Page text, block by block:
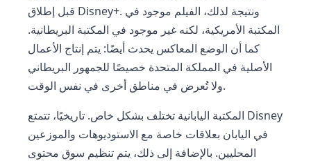
قبل إطلاق Disney+. ونتيجة لذلك، الفيلم موجود في
المكتبة الأمريكية، لكنه غير موجود في المكتبة البريطانية.
كما أن الوضع المعاكس يحدث أيضًا: يتم إنتاج الأعمال
الأصلية في المملكة المتحدة خصيصًا للجمهور البريطاني
ولا تُعرض في مناطق أخرى في نفس الوقت.
المكتبة اليابانية تختلف بشكل خاص. تاريخيًا، تتمتع Disney
في اليابان بعلاقات خاصة مع الاستوديوهات والموزعين
المحليين. بالإضافة إلى ذلك، يتم تنظيم سوق محتوى